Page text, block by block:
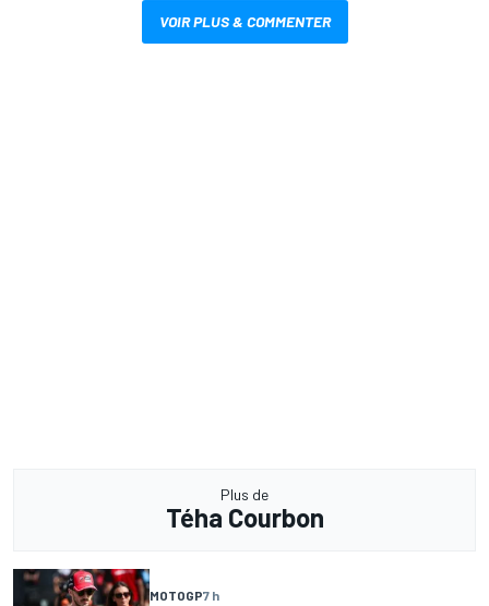
VOIR PLUS & COMMENTER
Plus de
Téha Courbon
MOTOGP7 h